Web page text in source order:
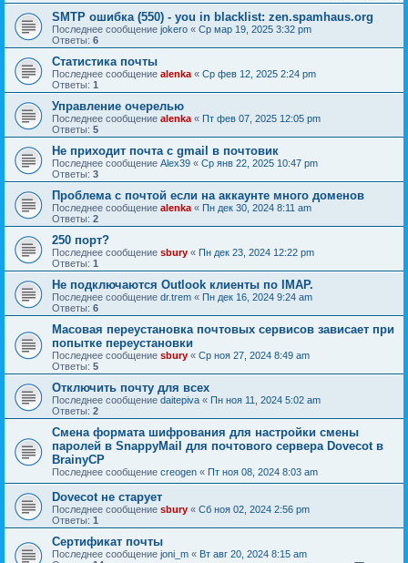
SMTP ошибка (550) - you in blacklist: zen.spamhaus.org
Последнее сообщение jokero « Ср мар 19, 2025 3:32 pm
Ответы: 6
Статистика почты
Последнее сообщение alenka« Ср фев 12, 2025 2:24 pm
Ответы: 1
Управление очерелью
Последнее сообщение alenka« Пт фев 07, 2025 12:05 pm
Ответы: 5
Не приходит почта с gmail в почтовик
Последнее сообщение Alex39 « Ср янв 22, 2025 10:47 pm
Ответы: 3
Проблема с почтой если на аккаунте много доменов
Последнее сообщение alenka« Пн дек 30, 2024 8:11 am
Ответы: 2
250 порт?
Последнее сообщение sbury « Пн дек 23, 2024 12:22 pm
Ответы: 1
Не подключаются Outlook клиенты по IMAP.
Последнее сообщение dr.trem « Пн дек 16, 2024 9:24 am
Ответы: 6
Масовая переустановка почтовых сервисов зависает при
попытке переустановки
Последнее сообщение sbury « Ср ноя 27, 2024 8:49 am
Ответы: 5
Отключить почту для всех
Последнее сообщение daitepiva « Пн ноя 11, 2024 5:02 am
Ответы: 2
Смена формата шифрования для настройки смены
паролей в SnappyMail для почтового сервера Dovecot в
BrainyCP
Последнее сообщение creogen « Пт ноя 08, 2024 8:03 am
Dovecot не старует
Последнее сообщение sbury « Сб ноя 02, 2024 2:56 pm
Ответы: 1
Сертификат почты
Последнее сообщение joni_m « Вт авг 20, 2024 8:15 am